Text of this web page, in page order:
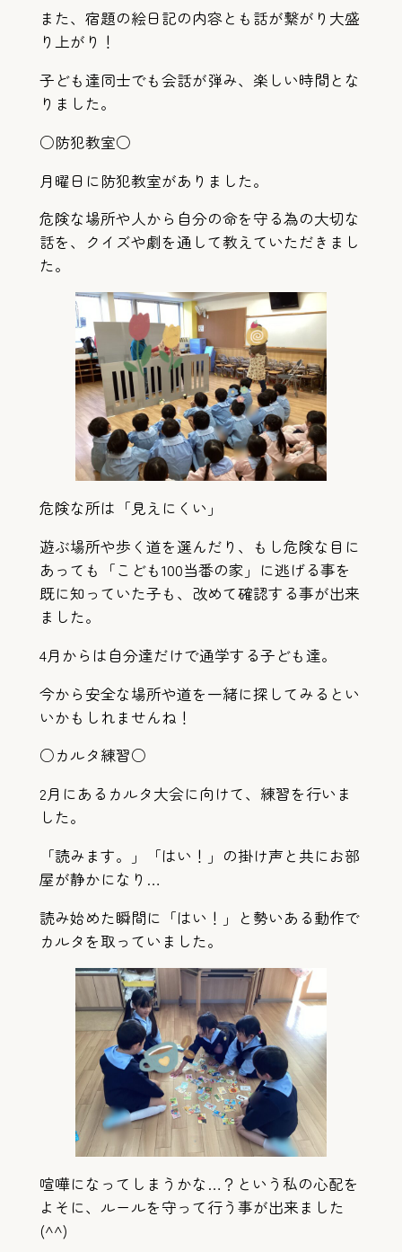
また、宿題の絵日記の内容とも話が繋がり大盛
り上がり！
子ども達同士でも会話が弾み、楽しい時間とな
りました。
○防犯教室○
月曜日に防犯教室がありました。
危険な場所や人から自分の命を守る為の大切な
話を、クイズや劇を通して教えていただきまし
た。
危険な所は「見えにくい」
遊ぶ場所や歩く道を選んだり、もし危険な目に
あっても「こども100当番の家」に逃げる事を
既に知っていた子も、改めて確認する事が出来
ました。
4月からは自分達だけで通学する子ども達。
今から安全な場所や道を一緒に探してみるとい
いかもしれませんね！
○カルタ練習○
2月にあるカルタ大会に向けて、練習を行いま
した。
「読みます。」「はい！」の掛け声と共にお部
屋が静かになり…
読み始めた瞬間に「はい！」と勢いある動作で
カルタを取っていました。
喧嘩になってしまうかな…？という私の心配を
よそに、ルールを守って行う事が出来ました
(^^)